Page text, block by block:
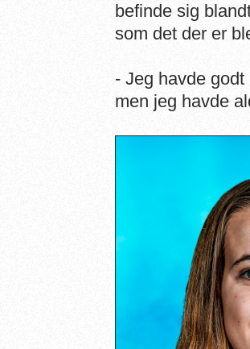
befinde sig
som det der er
- Jeg havde
men jeg havde